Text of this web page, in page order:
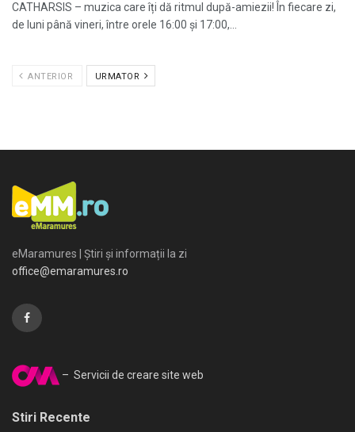
CATHARSIS – muzica care îți dă ritmul după-amiezii! În fiecare zi,
de luni până vineri, între orele 16:00 și 17:00,...
ANTERIOR URMATOR
eMaramures | Știri și informații la zi
office@emaramures.ro
– Servicii de creare site web
Stiri Recente